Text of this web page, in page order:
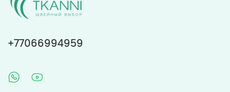
+77066994959